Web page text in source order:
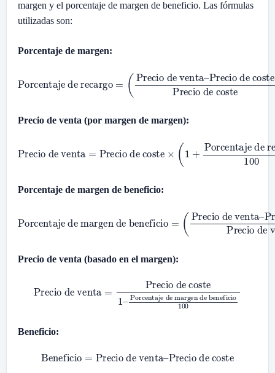
margen y el porcentaje de margen de beneficio. Las fórmulas
utilizadas son:
Porcentaje de margen:
(Precio de venta–
Precio de coste)× 100
Precio de venta (por margen de margen):
1+
Porcentaje de margen de beneficio:
Precio de venta–
Precio de venta )×100
Precio de venta (basado en el margen):
Precio de coste1–
Porcentaje de margen de beneficio 100
Beneficio:
Beneficio Precio de venta– Precio de coste